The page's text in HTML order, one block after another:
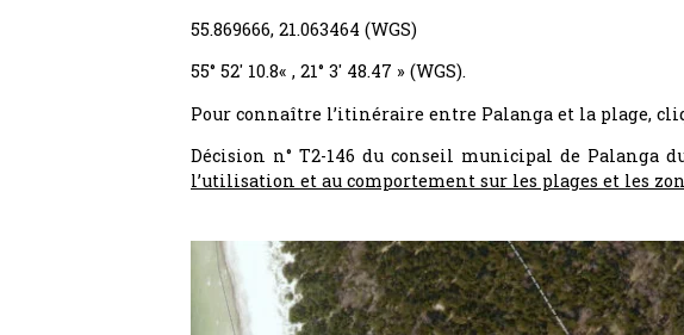
55.869666, 21.063464 (WGS)
55° 52′ 10.8« , 21° 3′ 48.47 » (WGS).
Pour connaître l’itinéraire entre Palanga et la plage,
Décision n° T2-146 du conseil municipal de Palanga
l’utilisation et au comportement sur les plages et les